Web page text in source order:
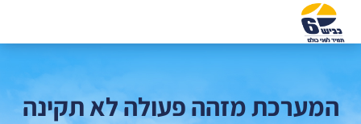
המערכת מזהה פעולה לא תקינה